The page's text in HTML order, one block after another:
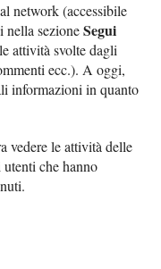
network (accessibile
nella sezioneSegui
attività svolte dagli
ecc.). A oggi,
informazioni in quanto
vedere le attività delle
che hanno